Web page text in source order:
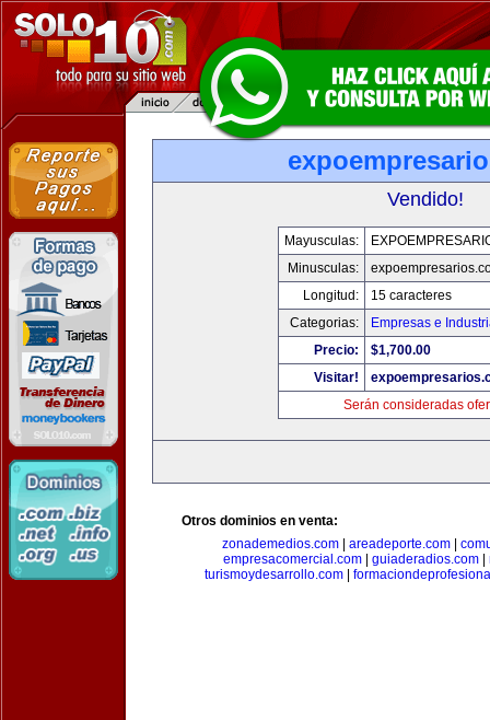
Vendido!
Mayusculas:
Minusculas:
Longitud:
15 caracteres
Categorias:
Empresas e
Precio:
$1,700.00
Visitar!
Serán consideradas
Otros dominios en venta:
zonademedios.com| areadeporte.com|
empresacomercial.com| guiaderadios.com|
turismoydesarrollo.com|